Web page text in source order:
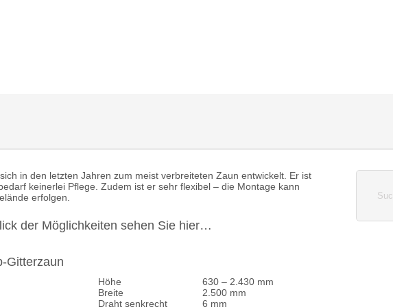
in den letzten Jahren zum meist verbreiteten Zaun entwickelt. Er ist
keinerlei Pflege. Zudem ist er sehr flexibel – die Montage kann
erfolgen.
der Möglichkeiten sehen Sie hier…
Gitterzaun
Höhe
Breite
Draht senkrecht
630 – 2.430 mm
2.500 mm
6 mm